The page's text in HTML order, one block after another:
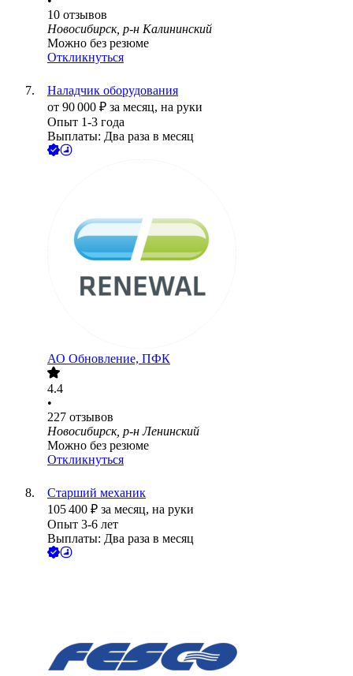
10 отзывов
Новосибирск, р-н Калининский
Можно без резюме
Откликнуться
Наладчик оборудования
от 90 000 ₽ за месяц, на руки
Опыт 1-3 года
Выплаты: Два раза в месяц
АО Обновление, ПФК
4.4
•
227 отзывов
Новосибирск, р-н Ленинский
Можно без резюме
Откликнуться
Старший механик
105 400 ₽ за месяц, на руки
Опыт 3-6 лет
Выплаты: Два раза в месяц